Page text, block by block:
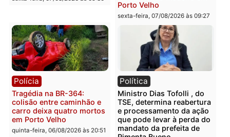
mercúrio escondidos em
estepe em Porto Velho
sexta-feira, 07/08/2026 às 09:38
Polícia Civil deflagra
operação contra facção
criminosa que atacava
provedores de internet
Rondônia
sexta-feira, 07/08/2026 às
Polícia Polícia